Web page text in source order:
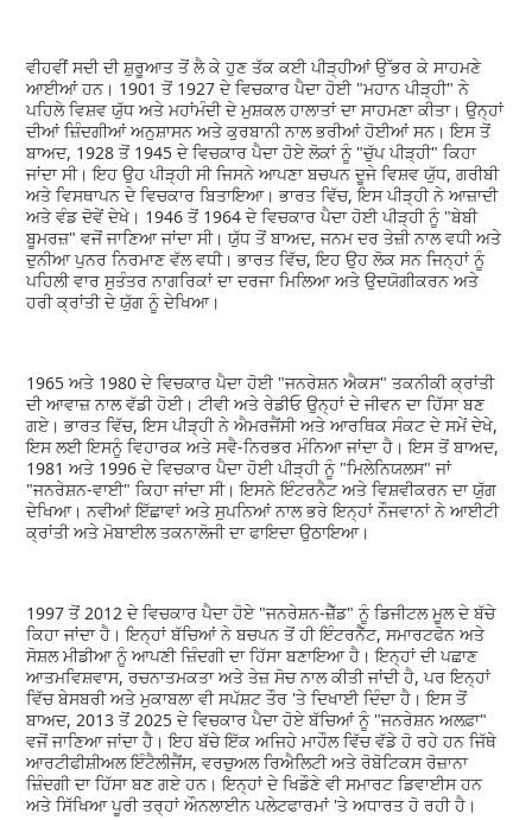
ਵੀਹਵੀਂ ਸਦੀ ਦੀ ਸ਼ੁਰੂਆਤ ਤੋਂ ਲੈ ਕੇ ਹੁਣ ਤੱਕ ਕਈ ਪੀੜ੍ਹੀਆਂ ਉੱਭਰ ਕੇ ਸਾਹਮਣੇ
ਆਈਆਂ ਹਨ। 1901 ਤੋਂ 1927 ਦੇ ਵਿਚਕਾਰ ਪੈਦਾ ਹੋਈ "ਮਹਾਨ ਪੀੜ੍ਹੀ" ਨੇ
ਪਹਿਲੇ ਵਿਸ਼ਵ ਯੁੱਧ ਅਤੇ ਮਹਾਂਮੰਦੀ ਦੇ ਮੁਸ਼ਕਲ ਹਾਲਾਤਾਂ ਦਾ ਸਾਹਮਣਾ ਕੀਤਾ। ਉਨ੍ਹਾਂ
ਦੀਆਂ ਜ਼ਿੰਦਗੀਆਂ ਅਨੁਸ਼ਾਸਨ ਅਤੇ ਕੁਰਬਾਨੀ ਨਾਲ ਭਰੀਆਂ ਹੋਈਆਂ ਸਨ। ਇਸ ਤੋਂ
ਬਾਅਦ, 1928 ਤੋਂ 1945 ਦੇ ਵਿਚਕਾਰ ਪੈਦਾ ਹੋਏ ਲੋਕਾਂ ਨੂੰ "ਚੁੱਪ ਪੀੜ੍ਹੀ" ਕਿਹਾ
ਜਾਂਦਾ ਸੀ। ਇਹ ਉਹ ਪੀੜ੍ਹੀ ਸੀ ਜਿਸਨੇ ਆਪਣਾ ਬਚਪਨ ਦੂਜੇ ਵਿਸ਼ਵ ਯੁੱਧ, ਗਰੀਬੀ
ਅਤੇ ਵਿਸਥਾਪਨ ਦੇ ਵਿਚਕਾਰ ਬਿਤਾਇਆ। ਭਾਰਤ ਵਿੱਚ, ਇਸ ਪੀੜ੍ਹੀ ਨੇ ਆਜ਼ਾਦੀ
ਅਤੇ ਵੰਡ ਦੋਵੇਂ ਦੇਖੇ। 1946 ਤੋਂ 1964 ਦੇ ਵਿਚਕਾਰ ਪੈਦਾ ਹੋਈ ਪੀੜ੍ਹੀ ਨੂੰ "ਬੇਬੀ
ਬੂਮਰਜ਼" ਵਜੋਂ ਜਾਣਿਆ ਜਾਂਦਾ ਸੀ। ਯੁੱਧ ਤੋਂ ਬਾਅਦ, ਜਨਮ ਦਰ ਤੇਜ਼ੀ ਨਾਲ ਵਧੀ ਅਤੇ
ਦੁਨੀਆ ਪੁਨਰ ਨਿਰਮਾਣ ਵੱਲ ਵਧੀ। ਭਾਰਤ ਵਿੱਚ, ਇਹ ਉਹ ਲੋਕ ਸਨ ਜਿਨ੍ਹਾਂ ਨੂੰ
ਪਹਿਲੀ ਵਾਰ ਸੁਤੰਤਰ ਨਾਗਰਿਕਾਂ ਦਾ ਦਰਜਾ ਮਿਲਿਆ ਅਤੇ ਉਦਯੋਗੀਕਰਨ ਅਤੇ
ਹਰੀ ਕ੍ਰਾਂਤੀ ਦੇ ਯੁੱਗ ਨੂੰ ਦੇਖਿਆ।
1965 ਅਤੇ 1980 ਦੇ ਵਿਚਕਾਰ ਪੈਦਾ ਹੋਈ "ਜਨਰੇਸ਼ਨ ਐਕਸ" ਤਕਨੀਕੀ ਕ੍ਰਾਂਤੀ
ਦੀ ਆਵਾਜ਼ ਨਾਲ ਵੱਡੀ ਹੋਈ। ਟੀਵੀ ਅਤੇ ਰੇਡੀਓ ਉਨ੍ਹਾਂ ਦੇ ਜੀਵਨ ਦਾ ਹਿੱਸਾ ਬਣ
ਗਏ। ਭਾਰਤ ਵਿੱਚ, ਇਸ ਪੀੜ੍ਹੀ ਨੇ ਐਮਰਜੈਂਸੀ ਅਤੇ ਆਰਥਿਕ ਸੰਕਟ ਦੇ ਸਮੇਂ ਦੇਖੇ,
ਇਸ ਲਈ ਇਸਨੂੰ ਵਿਹਾਰਕ ਅਤੇ ਸਵੈ-ਨਿਰਭਰ ਮੰਨਿਆ ਜਾਂਦਾ ਹੈ। ਇਸ ਤੋਂ ਬਾਅਦ,
1981 ਅਤੇ 1996 ਦੇ ਵਿਚਕਾਰ ਪੈਦਾ ਹੋਈ ਪੀੜ੍ਹੀ ਨੂੰ "ਮਿਲੇਨਿਯਲਸ" ਜਾਂ
"ਜਨਰੇਸ਼ਨ-ਵਾਈ" ਕਿਹਾ ਜਾਂਦਾ ਸੀ। ਇਸਨੇ ਇੰਟਰਨੈਟ ਅਤੇ ਵਿਸ਼ਵੀਕਰਨ ਦਾ ਯੁੱਗ
ਦੇਖਿਆ। ਨਵੀਆਂ ਇੱਛਾਵਾਂ ਅਤੇ ਸੁਪਨਿਆਂ ਨਾਲ ਭਰੇ ਇਨ੍ਹਾਂ ਨੌਜਵਾਨਾਂ ਨੇ ਆਈਟੀ
ਕ੍ਰਾਂਤੀ ਅਤੇ ਮੋਬਾਈਲ ਤਕਨਾਲੋਜੀ ਦਾ ਫਾਇਦਾ ਉਠਾਇਆ।
1997 ਤੋਂ 2012 ਦੇ ਵਿਚਕਾਰ ਪੈਦਾ ਹੋਏ "ਜਨਰੇਸ਼ਨ-ਜ਼ੈੱਡ" ਨੂੰ ਡਿਜੀਟਲ ਮੂਲ ਦੇ ਬੱਚੇ
ਕਿਹਾ ਜਾਂਦਾ ਹੈ। ਇਨ੍ਹਾਂ ਬੱਚਿਆਂ ਨੇ ਬਚਪਨ ਤੋਂ ਹੀ ਇੰਟਰਨੈੱਟ, ਸਮਾਰਟਫੋਨ ਅਤੇ
ਸੋਸ਼ਲ ਮੀਡੀਆ ਨੂੰ ਆਪਣੀ ਜ਼ਿੰਦਗੀ ਦਾ ਹਿੱਸਾ ਬਣਾਇਆ ਹੈ। ਇਨ੍ਹਾਂ ਦੀ ਪਛਾਣ
ਆਤਮਵਿਸ਼ਵਾਸ, ਰਚਨਾਤਮਕਤਾ ਅਤੇ ਤੇਜ਼ ਸੋਚ ਨਾਲ ਕੀਤੀ ਜਾਂਦੀ ਹੈ, ਪਰ ਇਨ੍ਹਾਂ
ਵਿੱਚ ਬੇਸਬਰੀ ਅਤੇ ਮੁਕਾਬਲਾ ਵੀ ਸਪੱਸ਼ਟ ਤੌਰ 'ਤੇ ਦਿਖਾਈ ਦਿੰਦਾ ਹੈ। ਇਸ ਤੋਂ
ਬਾਅਦ, 2013 ਤੋਂ 2025 ਦੇ ਵਿਚਕਾਰ ਪੈਦਾ ਹੋਏ ਬੱਚਿਆਂ ਨੂੰ "ਜਨਰੇਸ਼ਨ ਅਲਫ਼ਾ"
ਵਜੋਂ ਜਾਣਿਆ ਜਾਂਦਾ ਹੈ। ਇਹ ਬੱਚੇ ਇੱਕ ਅਜਿਹੇ ਮਾਹੌਲ ਵਿੱਚ ਵੱਡੇ ਹੋ ਰਹੇ ਹਨ ਜਿੱਥੇ
ਆਰਟੀਫੀਸ਼ੀਅਲ ਇੰਟੈਲੀਜੈਂਸ, ਵਰਚੁਅਲ ਰਿਐਲਿਟੀ ਅਤੇ ਰੋਬੋਟਿਕਸ ਰੋਜ਼ਾਨਾ
ਜ਼ਿੰਦਗੀ ਦਾ ਹਿੱਸਾ ਬਣ ਗਏ ਹਨ। ਇਨ੍ਹਾਂ ਦੇ ਖਿਡੌਣੇ ਵੀ ਸਮਾਰਟ ਡਿਵਾਈਸ ਹਨ
ਅਤੇ ਸਿੱਖਿਆ ਪੂਰੀ ਤਰ੍ਹਾਂ ਔਨਲਾਈਨ ਪਲੇਟਫਾਰਮਾਂ 'ਤੇ ਅਧਾਰਤ ਹੋ ਰਹੀ ਹੈ।